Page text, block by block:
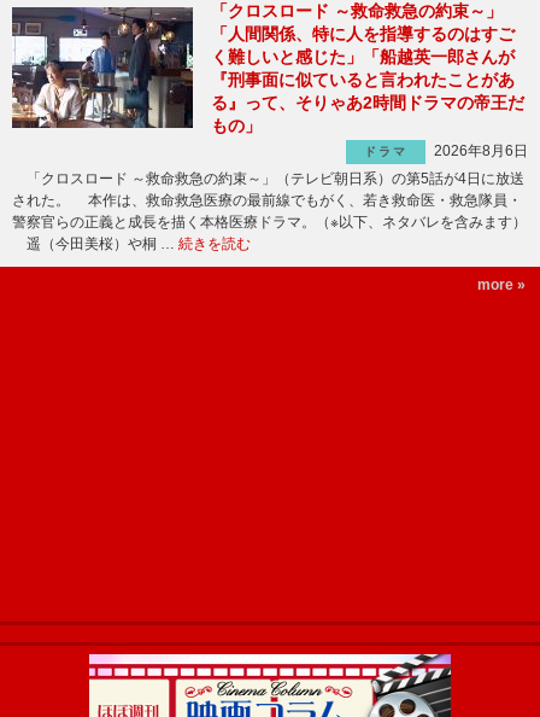
「クロスロード ～救命救急の約束～」
「人間関係、特に人を指導するのはすご
く難しいと感じた」「船越英一郎さんが
『刑事面に似ていると言われたことがあ
る』って、そりゃあ2時間ドラマの帝王だ
もの」
ドラマ
2026年8月6日
「クロスロード ～救命救急の約束～」（テレビ朝日系）の第5話が4日に放送
された。 本作は、救命救急医療の最前線でもがく、若き救命医・救急隊員・
警察官らの正義と成長を描く本格医療ドラマ。（※以下、ネタバレを含みます）
遥（今田美桜）や桐 … 続きを読む
more »